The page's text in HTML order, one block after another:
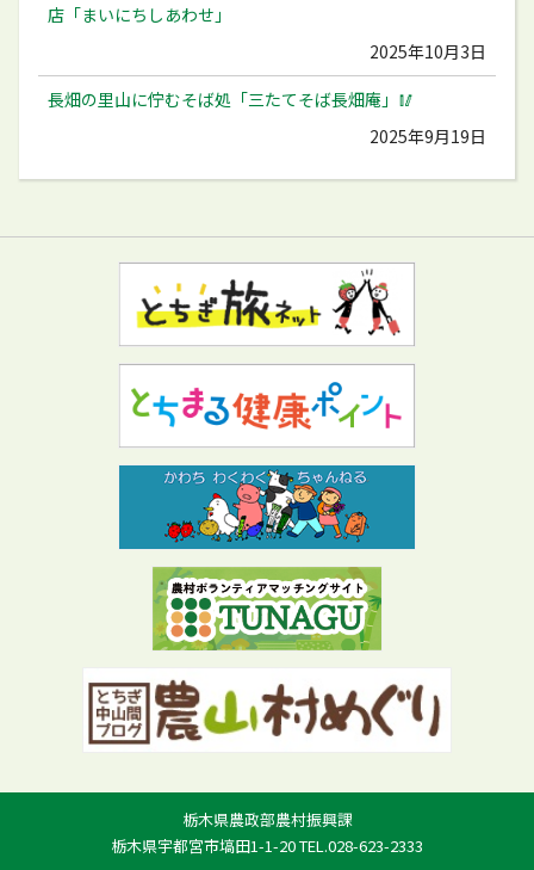
店「まいにちしあわせ」
2025年10月3日
長畑の里山に佇むそば処「三たてそば長畑庵」🥢
2025年9月19日
栃木県農政部農村振興課
栃木県宇都宮市塙田1-1-20 TEL.028-623-2333